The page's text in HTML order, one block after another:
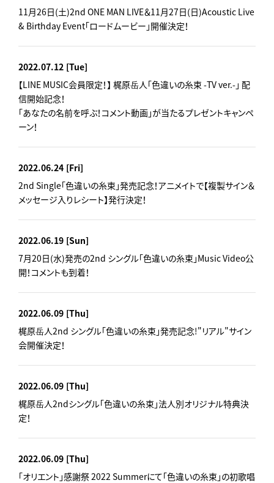
11月26日(土)2nd ONE MAN LIVE＆11月27日(日)Acoustic Live
& Birthday Event「ロードムービー」開催決定！
2022.07.12 [Tue]
【LINE MUSIC会員限定！】 梶原岳人「色違いの糸束 -TV ver.-」 配
信開始記念！
「あなたの名前を呼ぶ！コメント動画」が当たるプレゼントキャンペ
ーン！
2022.06.24 [Fri]
2nd Single「色違いの糸束」発売記念！アニメイトで【複製サイン＆
メッセージ入りレシート】発行決定！
2022.06.19 [Sun]
7月20日(水)発売の2nd シングル「色違いの糸束」Music Video公
開！コメントも到着！
2022.06.09 [Thu]
梶原岳人2nd シングル「色違いの糸束」発売記念!"リアル"サイン
会開催決定！
2022.06.09 [Thu]
梶原岳人2ndシングル「色違いの糸束」法人別オリジナル特典決
定！
2022.06.09 [Thu]
「オリエント」感謝祭 2022 Summerにて「色違いの糸束」の初歌唱